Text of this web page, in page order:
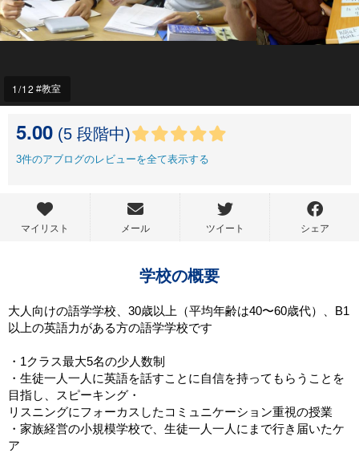
1/12 教室
5.00 (5 段階中)
3件のアブログのレビューを全て表示する
マイリスト メール ツイート シェア
学校の概要
大人向けの語学学校、30歳以上（平均年齢は40〜60歳代）、B1
以上の英語力がある方の語学学校です
・1クラス最大5名の少人数制
・生徒一人一人に英語を話すことに自信を持ってもらうことを
目指し、スピーキング・
リスニングにフォーカスしたコミュニケーション重視の授業
・家族経営の小規模学校で、生徒一人一人にまで行き届いたケ
ア